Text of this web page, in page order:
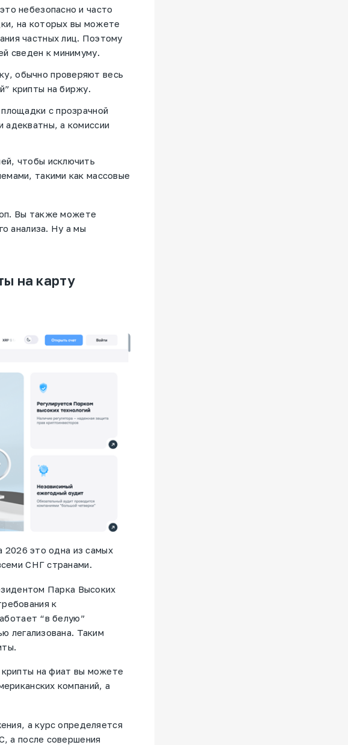
небезопасно и часто
на которых вы можете
частных лиц. Поэтому
сведен к минимуму.
обычно проверяют весь
крипты на биржу.
с прозрачной
адекватны, а комиссии
чтобы исключить
такими как массовые
Вы также можете
анализа. Ну а мы
на карту
2026 это одна из самых
СНГ странами.
Парка Высоких
к
“в белую”
легализована. Таким
на фиат вы можете
компаний, а
а курс определяется
а после совершения